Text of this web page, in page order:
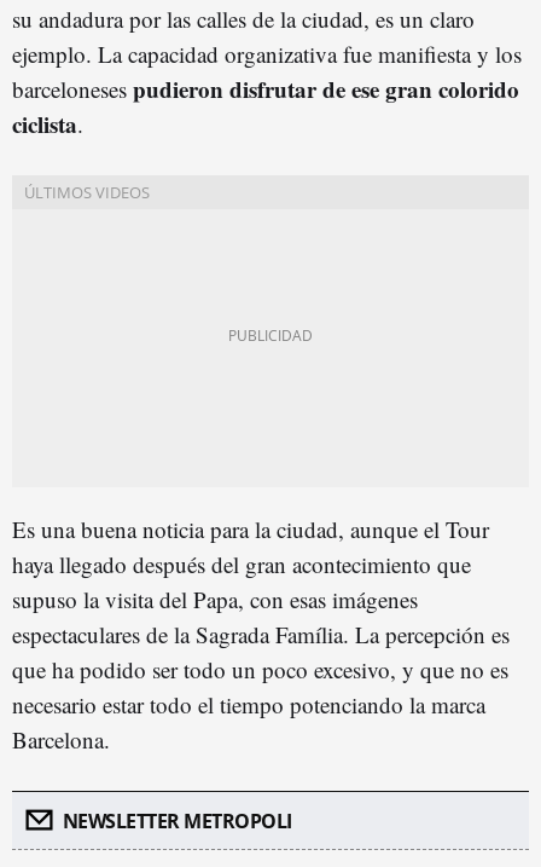
su andadura por las calles de la ciudad, es un claro
ejemplo. La capacidad organizativa fue manifiesta y los
barceloneses pudieron disfrutar de ese gran colorido
ciclista.
Es una buena noticia para la ciudad, aunque el Tour
haya llegado después del gran acontecimiento que
supuso la visita del Papa, con esas imágenes
espectaculares de la Sagrada Família. La percepción es
que ha podido ser todo un poco excesivo, y que no es
necesario estar todo el tiempo potenciando la marca
Barcelona.
NEWSLETTER METROPOLI